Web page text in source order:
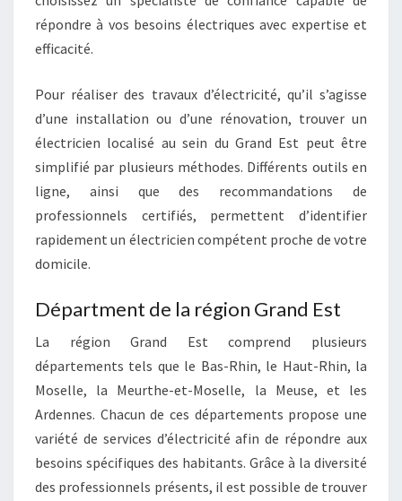
répondre à vos besoins électriques avec expertise et
efficacité.
Pour réaliser des travaux d’électricité, qu’il s’agisse
d’une installation ou d’une rénovation, trouver un
électricien localisé au sein du Grand Est peut être
simplifié par plusieurs méthodes. Différents outils en
ligne, ainsi que des recommandations de
professionnels certifiés, permettent d’identifier
rapidement un électricien compétent proche de votre
domicile.
Départment de la région Grand Est
La région Grand Est comprend plusieurs
départements tels que le Bas-Rhin, le Haut-Rhin, la
Moselle, la Meurthe-et-Moselle, la Meuse, et les
Ardennes. Chacun de ces départements propose une
variété de services d’électricité afin de répondre aux
besoins spécifiques des habitants. Grâce à la diversité
des professionnels présents, il est possible de trouver